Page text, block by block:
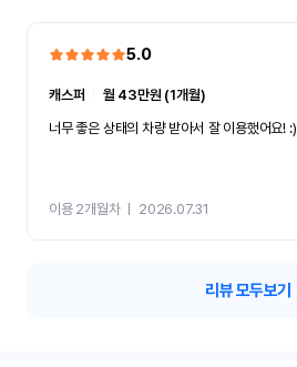
5.0
캐스퍼
월 43만원 (1개월)
너무 좋은 상태의 차량 받아서 잘 이용했어요! :)
이용 2개월차ㅣ 2026.07.31
리뷰 모두보기